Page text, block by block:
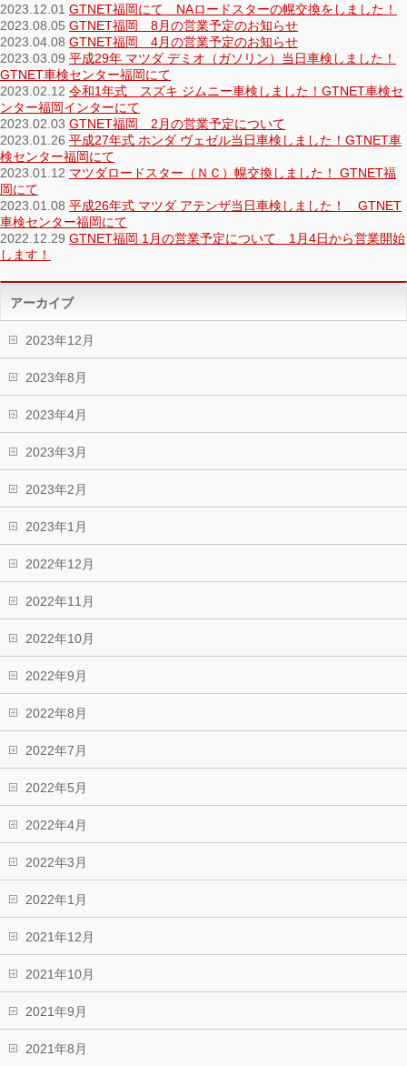
2023.12.01 GTNET福岡にて NAロードスターの幌交換をしました！
2023.08.05 GTNET福岡 8月の営業予定のお知らせ
2023.04.08 GTNET福岡 4月の営業予定のお知らせ
2023.03.09 平成29年 マツダ デミオ（ガソリン）当日車検しました！
GTNET車検センター福岡にて
2023.02.12 令和1年式 スズキ ジムニー車検しました！GTNET車検セ
ンター福岡インターにて
2023.02.03 GTNET福岡 2月の営業予定について
2023.01.26 平成27年式 ホンダ ヴェゼル当日車検しました！GTNET車
検センター福岡にて
2023.01.12 マツダロードスター（ＮＣ）幌交換しました！ GTNET福
岡にて
2023.01.08 平成26年式 マツダ アテンザ当日車検しました！ GTNET
車検センター福岡にて
2022.12.29 GTNET福岡 1月の営業予定について 1月4日から営業開始
します！
アーカイブ
2023年12月
2023年8月
2023年4月
2023年3月
2023年2月
2023年1月
2022年12月
2022年11月
2022年10月
2022年9月
2022年8月
2022年7月
2022年5月
2022年4月
2022年3月
2022年1月
2021年12月
2021年10月
2021年9月
2021年8月